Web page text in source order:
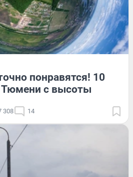
понравятся! 10
с высоты
308 14